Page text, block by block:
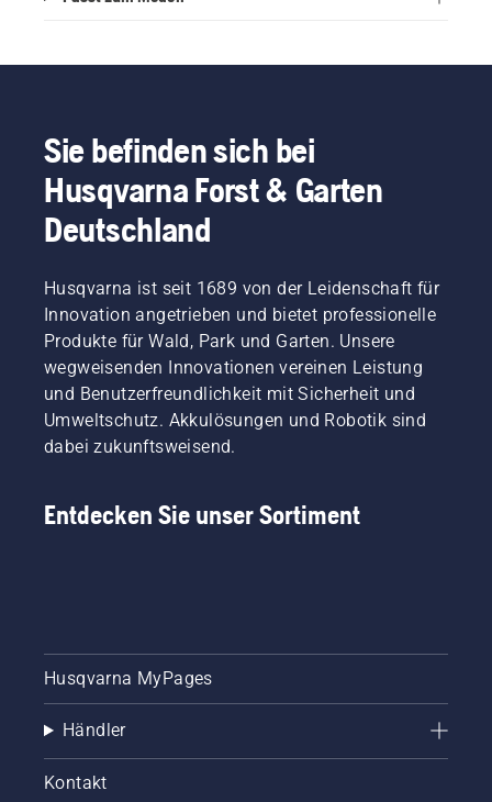
Sie befinden sich bei
Husqvarna Forst & Garten
Deutschland
Husqvarna ist seit 1689 von der Leidenschaft für
Innovation angetrieben und bietet professionelle
Produkte für Wald, Park und Garten. Unsere
wegweisenden Innovationen vereinen Leistung
und Benutzerfreundlichkeit mit Sicherheit und
Umweltschutz. Akkulösungen und Robotik sind
dabei zukunftsweisend.
Entdecken Sie unser Sortiment
Husqvarna MyPages
Händler
Kontakt